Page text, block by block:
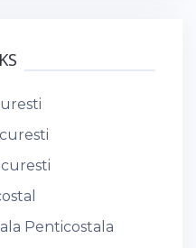
Penticostala